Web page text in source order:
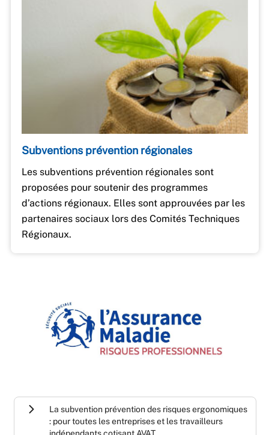
Subventions prévention régionales
Les subventions prévention régionales sont
proposées pour soutenir des programmes
d’actions régionaux. Elles sont approuvées par les
partenaires sociaux lors des Comités Techniques
Régionaux.
La subvention prévention des risques ergonomiques
: pour toutes les entreprises et les travailleurs
indépendants cotisant AVAT